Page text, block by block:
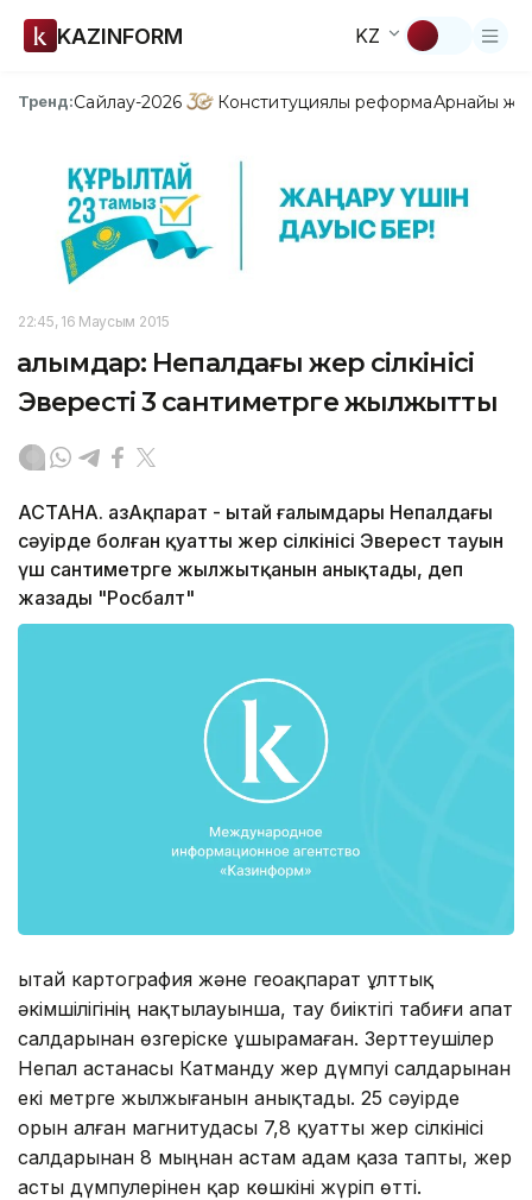
KAZINFORM KZ
Тренд:Сайлау-2026 Конституциялық реформаАрнайы
22:45, 16 Маусым 2015
Ғалымдар: Непалдағы жер сілкінісі
Эвересті 3 сантиметрге жылжытты
АСТАНА. ҚазАқпарат - Қытай ғалымдары Непалдағы
сәуірде болған қуатты жер сілкінісі Эверест тауын
үш сантиметрге жылжытқанын анықтады, деп
жазады "Росбалт"
Қытай картография және геоақпарат ұлттық
әкімшілігінің нақтылауынша, тау биіктігі табиғи апат
салдарынан өзгеріске ұшырамаған. Зерттеушілер
Непал астанасы Катманду жер дүмпуі салдарынан
екі метрге жылжығанын анықтады. 25 сәуірде
орын алған магнитудасы 7,8 қуатты жер сілкінісі
салдарынан 8 мыңнан астам адам қаза тапты, жер
асты дүмпулерінен қар көшкіні жүріп өтті.